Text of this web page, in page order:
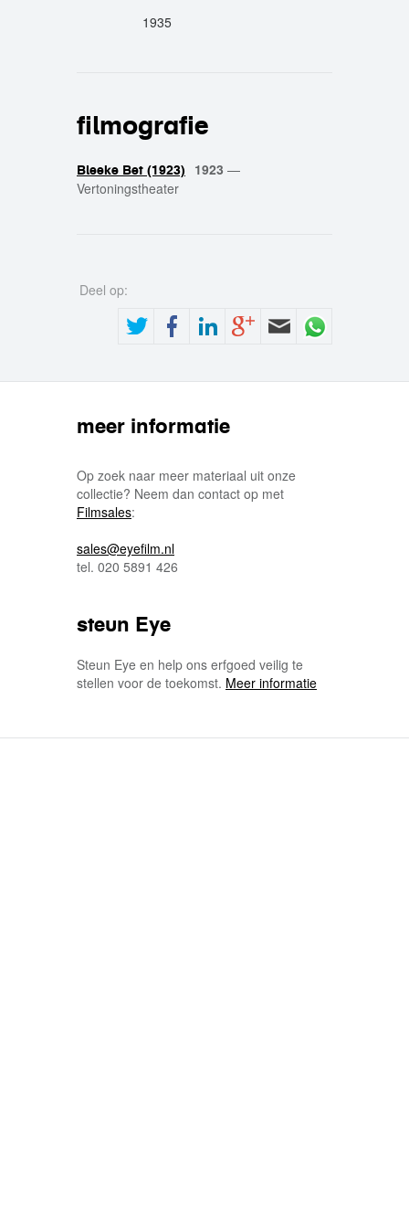
1935
filmografie
Bleeke Bet (1923) 1923 —
Vertoningstheater
Deel op:
meer informatie
Op zoek naar meer materiaal uit onze
collectie? Neem dan contact op met
Filmsales:
sales@eyefilm.nl
tel. 020 5891 426
steun Eye
Steun Eye en help ons erfgoed veilig te
stellen voor de toekomst. Meer informatie